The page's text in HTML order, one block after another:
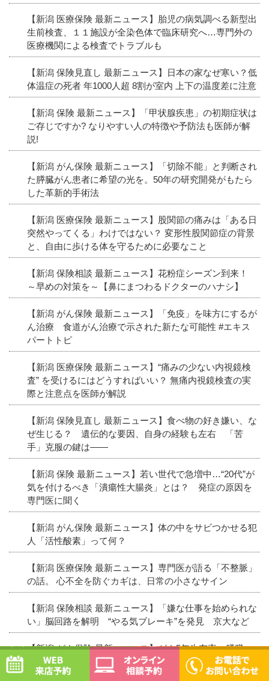
【新潟 医療保険 最新ニュース】胎児の病気調べる新型出
生前検査、１１施設が全染色体で臨床研究へ…専門外の
医療機関による検査でトラブルも
【新潟 保険見直し 最新ニュース】日本の家なぜ寒い？低
体温症の死者 年1000人超 8割が室内 上下の温度差に注意
【新潟 保険 最新ニュース】「甲状腺疾患」の初期症状は
ご存じですか? なりやすい人の特徴や予防法も医師が解
説!
【新潟 がん保険 最新ニュース】「切除不能」と判断され
た膵臓がん患者に希望の光を。50年の研究開発がもたら
した革新的手術法
【新潟 医療保険 最新ニュース】股関節の痛みは「ある日
突然やってくる」わけではない？ 変形性股関節症の背景
と、自由に歩ける体を守るために必要なこと
【新潟 保険相談 最新ニュース】花粉症シーズン到来！
～早めの対策を～【鼻にまつわるドクターのハナシ】
【新潟 がん保険 最新ニュース】「免疫」を味方にするが
ん治療 食道がん治療で示された新たな可能性 #エキス
パートトピ
【新潟 医療保険 最新ニュース】“痛みの少ない内視鏡検
査” を受けるにはどうすればいい？ 無痛内視鏡検査の実
際と注意点を医師が解説
【新潟 保険見直し 最新ニュース】食べ物の好き嫌い、な
ぜ生じる？ 遺伝的な要因、自身の経験も左右 「苦
手」克服の鍵は――
【新潟 保険 最新ニュース】若い世代で急増中…“20代”が
気を付けるべき「潰瘍性大腸炎」とは？ 発症の原因を
専門医に聞く
【新潟 がん保険 最新ニュース】体の中をサビつかせる犯
人「活性酸素」って何？
【新潟 医療保険 最新ニュース】専門医が語る「不整脈」
の話。 心不全を防ぐカギは、日常の小さなサイン
【新潟 保険相談 最新ニュース】「嫌な仕事を始められな
い」脳回路を解明 “やる気ブレーキ”を発見 京大など
【新潟 がん保険 最新ニュース】がん5年生存率、膵臓
11％ 全国登録初集計、部位で差 16年診断患者
WEB予約 オンライン相談予約